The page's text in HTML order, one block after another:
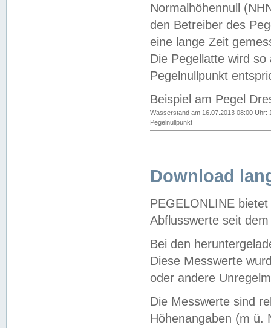
Normalhöhennull
den Betreiber des
eine lange Zeit
Die Pegellatte wird
Pegelnullpunkt
Beispiel am Pegel
Wasserstand am 16.07.2013 08:00 Uhr:
Pegelnullpunkt
Download
PEGELONLINE
Abflusswerte seit
Bei den
Diese Messwerte
oder andere
Die Messwerte sind
Höhenangaben (m ü.